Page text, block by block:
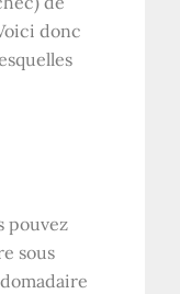
donc
pouvez
sous